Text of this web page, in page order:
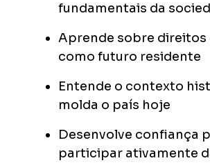
fundamentais da
Aprende sobre direitos
como futuro residente
Entende o contexto
molda o país hoje
Desenvolve confiança
participar ativamente